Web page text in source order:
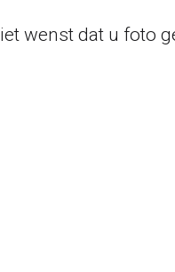
wenst dat u foto